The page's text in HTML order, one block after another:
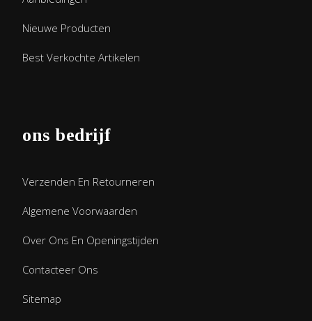
Nieuwe Producten
Best Verkochte Artikelen
ons bedrijf
Verzenden En Retourneren
Algemene Voorwaarden
Over Ons En Openingstijden
Contacteer Ons
Sitemap